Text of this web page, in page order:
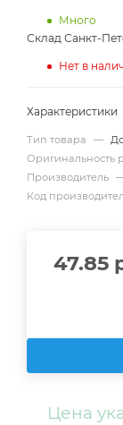
Много
Склад Санкт-
Нет в
Характеристики
Тип товара —
Оригинальность
Производитель
Код
47.85
Цена